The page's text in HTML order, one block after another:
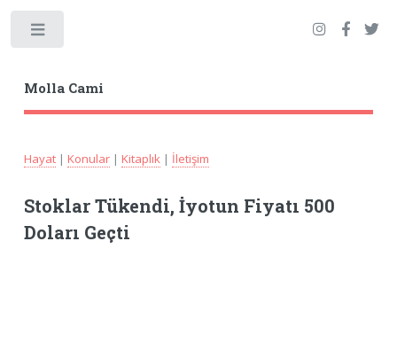
Molla Cami
Hayat| Konular| Kitaplık| İletişim
Stoklar Tükendi, İyotun Fiyatı 500
Doları Geçti